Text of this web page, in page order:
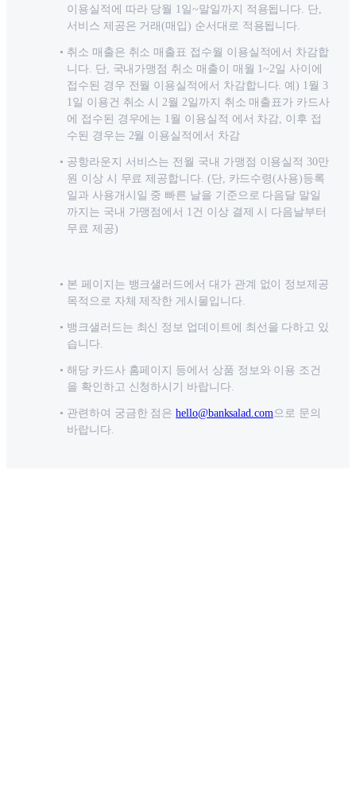
이용실적에 따라 당월 1일~말일까지 적용됩니다. 단,
서비스 제공은 거래(매입) 순서대로 적용됩니다.
취소 매출은 취소 매출표 접수월 이용실적에서 차감합
니다. 단, 국내가맹점 취소 매출이 매월 1~2일 사이에
접수된 경우 전월 이용실적에서 차감합니다. 예) 1월 3
1일 이용건 취소 시 2월 2일까지 취소 매출표가 카드사
에 접수된 경우에는 1월 이용실적 에서 차감, 이후 접
수된 경우는 2월 이용실적에서 차감
공항라운지 서비스는 전월 국내 가맹점 이용실적 30만
원 이상 시 무료 제공합니다. (단, 카드수령(사용)등록
일과 사용개시일 중 빠른 날을 기준으로 다음달 말일
까지는 국내 가맹점에서 1건 이상 결제 시 다음날부터
무료 제공)
본 페이지는 뱅크샐러드에서 대가 관계 없이 정보제공
목적으로 자체 제작한 게시물입니다.
뱅크샐러드는 최신 정보 업데이트에 최선을 다하고 있
습니다.
해당 카드사 홈페이지 등에서 상품 정보와 이용 조건
을 확인하고 신청하시기 바랍니다.
관련하여 궁금한 점은 hello@banksalad.com으로 문의
바랍니다.